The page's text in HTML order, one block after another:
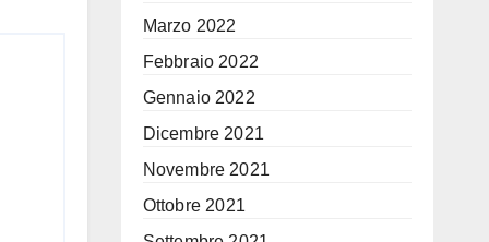
Marzo 2022
Febbraio 2022
Gennaio 2022
Dicembre 2021
Novembre 2021
Ottobre 2021